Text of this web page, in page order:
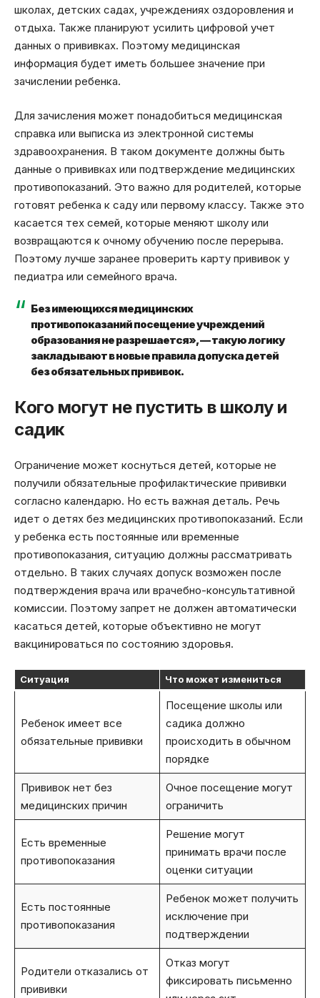
школах, детских садах, учреждениях оздоровления и
отдыха. Также планируют усилить цифровой учет
данных о прививках. Поэтому медицинская
информация будет иметь большее значение при
зачислении ребенка.
Для зачисления может понадобиться медицинская
справка или выписка из электронной системы
здравоохранения. В таком документе должны быть
данные о прививках или подтверждение медицинских
противопоказаний. Это важно для родителей, которые
готовят ребенка к саду или первому классу. Также это
касается тех семей, которые меняют школу или
возвращаются к очному обучению после перерыва.
Поэтому лучше заранее проверить карту прививок у
педиатра или семейного врача.
Без имеющихся медицинских
противопоказаний посещение учреждений
образования не разрешается», — такую логику
закладывают в новые правила допуска детей
без обязательных прививок.
Кого могут не пустить в школу и
садик
Ограничение может коснуться детей, которые не
получили обязательные профилактические прививки
согласно календарю. Но есть важная деталь. Речь
идет о детях без медицинских противопоказаний. Если
у ребенка есть постоянные или временные
противопоказания, ситуацию должны рассматривать
отдельно. В таких случаях допуск возможен после
подтверждения врача или врачебно-консультативной
комиссии. Поэтому запрет не должен автоматически
касаться детей, которые объективно не могут
вакцинироваться по состоянию здоровья.
Ситуация Что может измениться
Ребенок имеет все
обязательные прививки
Посещение школы или
садика должно
происходить в обычном
порядке
Прививок нет без
медицинских причин
Очное посещение могут
ограничить
Есть временные
противопоказания
Решение могут
принимать врачи после
оценки ситуации
Есть постоянные
противопоказания
Ребенок может получить
исключение при
подтверждении
Родители отказались от
прививки
Отказ могут
фиксировать письменно